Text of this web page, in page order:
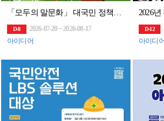
「모두의 말문화」 대국민 정책제안(~8/17)
D-8
2026-07-20 ~ 2026-08-17
아이디어
D-12
아이디어